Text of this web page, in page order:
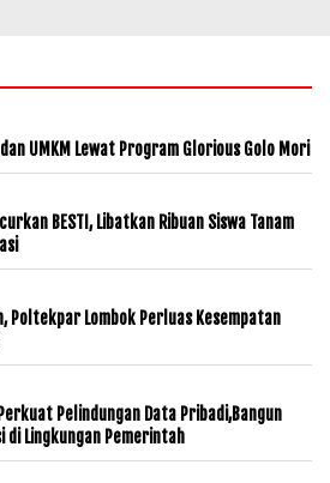
UMKM Lewat Program Glorious Golo Mori
BESTI, Libatkan Ribuan Siswa Tanam
Poltekpar Lombok Perluas Kesempatan
Pelindungan Data Pribadi,Bangun
di Lingkungan Pemerintah